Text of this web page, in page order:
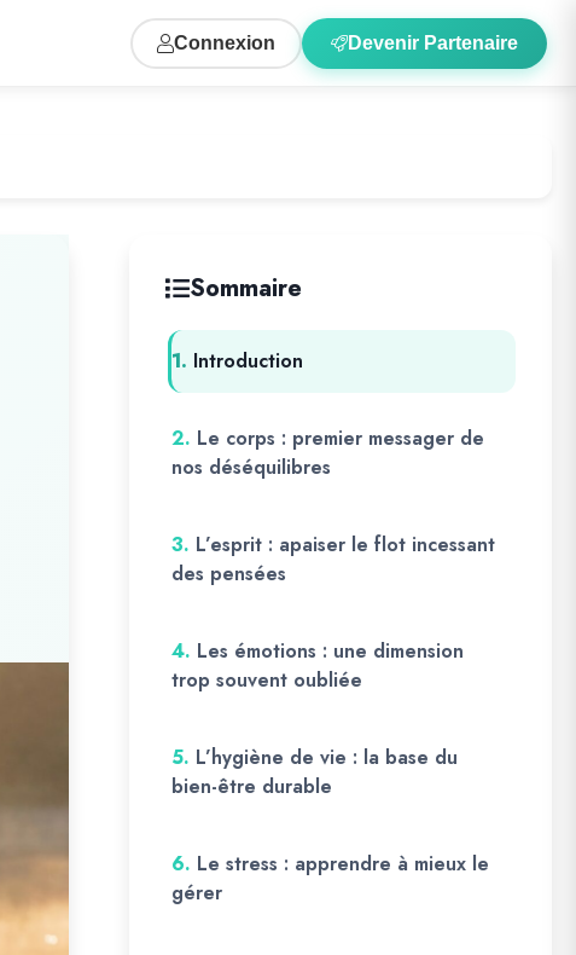
Connexion Devenir Partenaire
Sommaire
1. Introduction
2. Le corps : premier messager de
nos déséquilibres
3. L’esprit : apaiser le flot incessant
des pensées
4. Les émotions : une dimension
trop souvent oubliée
5. L’hygiène de vie : la base du
bien-être durable
6. Le stress : apprendre à mieux le
gérer